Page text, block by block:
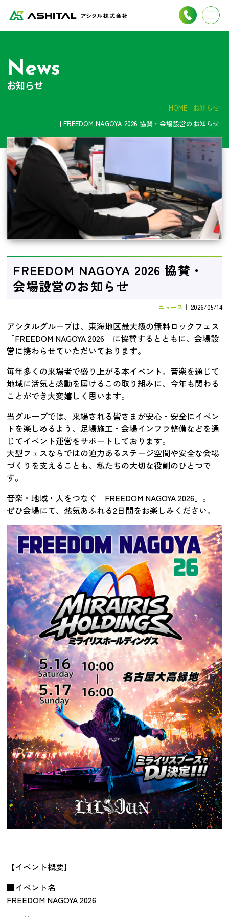
News
お知らせ
HOME
お知らせ
FREEDOM NAGOYA 2026 協賛・会場設営のお知らせ
FREEDOM NAGOYA 2026 協賛・
会場設営のお知らせ
ニュース ｜ 2026/05/14
アシタルグループは、東海地区最大級の無料ロックフェス
「FREEDOM NAGOYA 2026」に協賛するとともに、会場設
営に携わらせていただいております。
毎年多くの来場者で盛り上がる本イベント。音楽を通じて
地域に活気と感動を届けるこの取り組みに、今年も関わる
ことができ大変嬉しく思います。
当グループでは、来場される皆さまが安心・安全にイベン
トを楽しめるよう、足場施工・会場インフラ整備などを通
じてイベント運営をサポートしております。
大型フェスならではの迫力あるステージ空間や安全な会場
づくりを支えることも、私たちの大切な役割のひとつで
す。
音楽・地域・人をつなぐ「FREEDOM NAGOYA 2026」。
ぜひ会場にて、熱気あふれる2日間をお楽しみください。
【イベント概要】
■イベント名
FREEDOM NAGOYA 2026